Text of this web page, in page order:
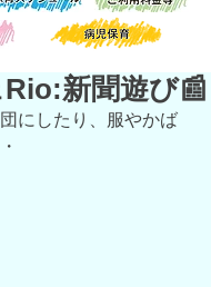
新聞遊び📰
にしたり、服やかば